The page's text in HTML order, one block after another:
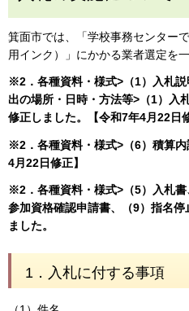
箕面市では、「学校事務センター
用インク）」にかかる業者選定を
※2．各種資料・様式>（1）入札
出の場所・日時・方法等>（1）入
修正しました。【令和7年4月22日
※2．各種資料・様式>（6）積算
4月22日修正】
※2．各種資料・様式>（5）入札
参加資格確認申請書、（9）指名
ました。
1．入札に付する事項